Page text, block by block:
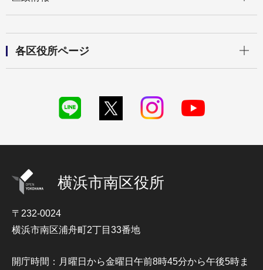
各区役所ページ
横浜市南区役所
〒232-0024
横浜市南区浦舟町2丁目33番地
開庁時間：月曜日から金曜日午前8時45分から午後5時ま